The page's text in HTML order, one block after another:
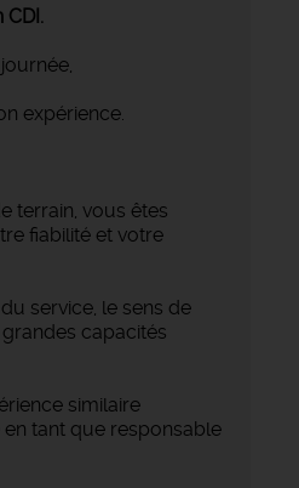
CDI.
expérience.
terrain, vous êtes
fiabilité et votre
service, le sens de
capacités
similaire
en tant que responsable